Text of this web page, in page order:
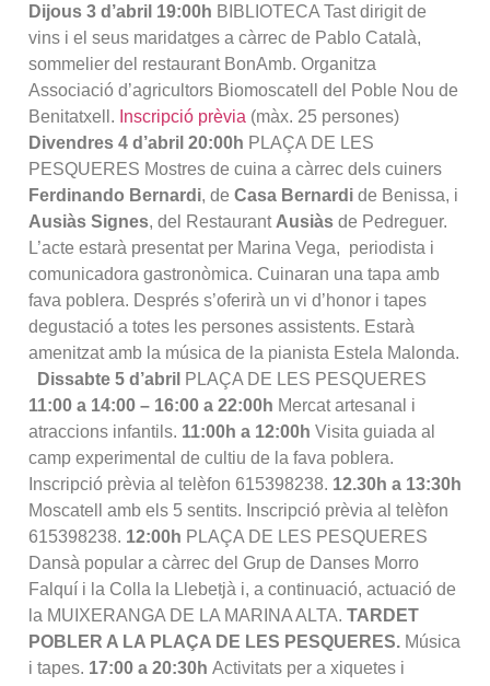
Dijous 3 d’abril 19:00h BIBLIOTECA Tast dirigit de
vins i el seus maridatges a càrrec de Pablo Català,
sommelier del restaurant BonAmb. Organitza
Associació d’agricultors Biomoscatell del Poble Nou de
Benitatxell. Inscripció prèvia (màx. 25 persones)
Divendres 4 d’abril 20:00h PLAÇA DE LES
PESQUERES Mostres de cuina a càrrec dels cuiners
Ferdinando Bernardi, de Casa Bernardi de Benissa, i
Ausiàs Signes, del Restaurant Ausiàs de Pedreguer.
L’acte estarà presentat per Marina Vega, periodista i
comunicadora gastronòmica. Cuinaran una tapa amb
fava poblera. Després s’oferirà un vi d’honor i tapes
degustació a totes les persones assistents. Estarà
amenitzat amb la música de la pianista Estela Malonda.
Dissabte 5 d’abril PLAÇA DE LES PESQUERES
11:00 a 14:00 – 16:00 a 22:00h Mercat artesanal i
atraccions infantils. 11:00h a 12:00h Visita guiada al
camp experimental de cultiu de la fava poblera.
Inscripció prèvia al telèfon 615398238. 12.30h a 13:30h
Moscatell amb els 5 sentits. Inscripció prèvia al telèfon
615398238. 12:00h PLAÇA DE LES PESQUERES
Dansà popular a càrrec del Grup de Danses Morro
Falquí i la Colla la Llebetjà i, a continuació, actuació de
la MUIXERANGA DE LA MARINA ALTA. TARDET
POBLER A LA PLAÇA DE LES PESQUERES. Música
i tapes. 17:00 a 20:30h Activitats per a xiquetes i